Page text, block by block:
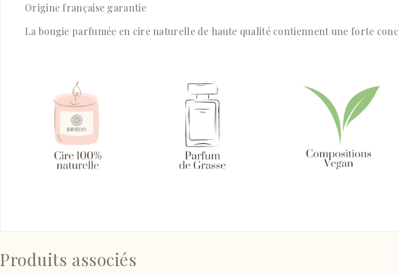
Origine française garantie
La bougie parfumée en cire naturelle de haute qualité contiennent une forte
Produits associés